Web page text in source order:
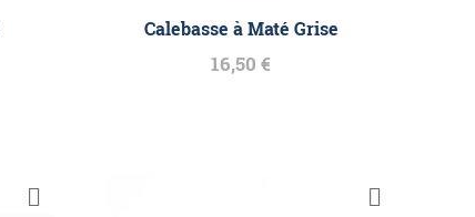
Calebasse à Maté Grise
16,50 €